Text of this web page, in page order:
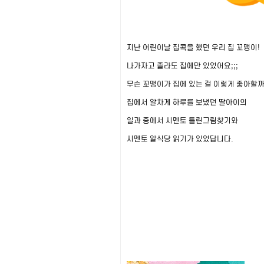
지난 어린이날 집콕을 했던 우리 집 꼬맹이!
나가자고 졸라도 집에만 있었어요;;;
무슨 꼬맹이가 집에 있는 걸 이렇게 좋아할
집에서 알차게 하루를 보냈던 딸아이의
일과 중에서 시멘토 틀린그림찾기와
시멘토 알식당 읽기가 있었답니다.